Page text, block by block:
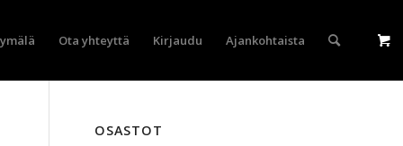
Ota yhteyttä Kirjaudu Ajankohtaista
OSASTOT